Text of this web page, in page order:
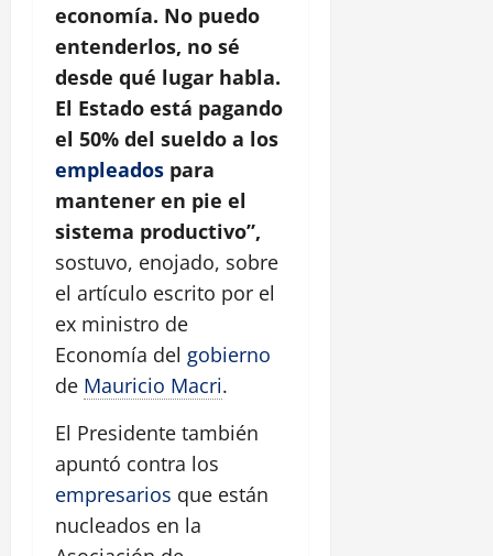
economía. No puedo
entenderlos, no sé
desde qué lugar habla.
El Estado está pagando
el 50% del sueldo a los
empleados para
mantener en pie el
sistema productivo”,
sostuvo, enojado, sobre
el artículo escrito por el
ex ministro de
Economía del gobierno
de Mauricio Macri.
El Presidente también
apuntó contra los
empresarios que están
nucleados en la